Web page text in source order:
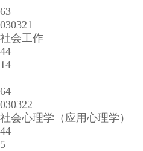
63
030321
社会工作
44
14
64
030322
社会心理学（应用心理学）
44
5